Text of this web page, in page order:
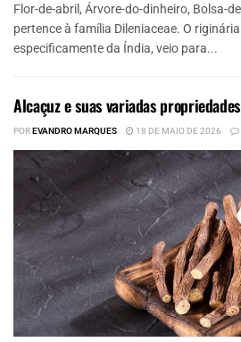
Flor-de-abril, Árvore-do-dinheiro, Bolsa-
pertence à família Dileniaceae. O
especificamente da Índia, veio para...
Alcaçuz e suas variadas
POREVANDRO MARQUES 18 DE MAIO DE 2026